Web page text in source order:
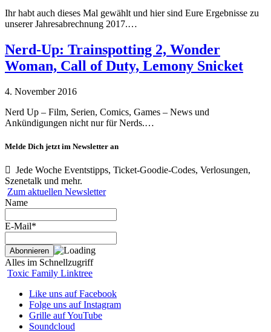
Ihr habt auch dieses Mal gewählt und hier sind Eure Ergebnisse zu
unserer Jahresabrechnung 2017.…
Nerd-Up: Trainspotting 2, Wonder
Woman, Call of Duty, Lemony Snicket
4. November 2016
Nerd Up – Film, Serien, Comics, Games – News und
Ankündigungen nicht nur für Nerds.…
Melde Dich jetzt im Newsletter an
Jede Woche Eventstipps, Ticket-Goodie-Codes, Verlosungen,
Szenetalk und mehr.
Zum aktuellen Newsletter
Name
E-Mail*
Alles im Schnellzugriff
Toxic Family Linktree
Like uns auf Facebook
Folge uns auf Instagram
Grille auf YouTube
Soundcloud